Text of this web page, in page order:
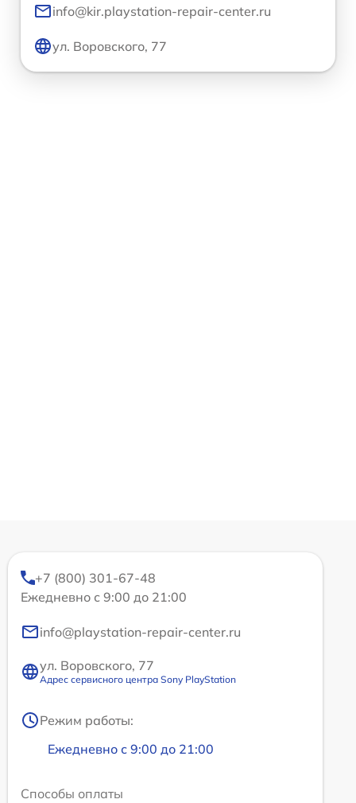
info@kir.playstation-repair-center.ru
ул. Воровского, 77
+7 (800) 301-67-48
Ежедневно с 9:00 до 21:00
info@playstation-repair-center.ru
ул. Воровского, 77
Адрес сервисного центра Sony PlayStation
Режим работы:
Ежедневно с 9:00 до 21:00
Способы оплаты